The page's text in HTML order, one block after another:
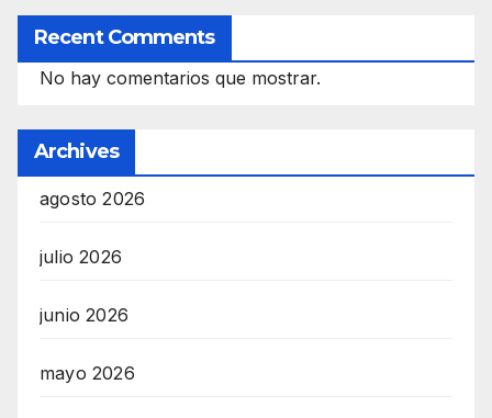
Recent Comments
No hay comentarios que mostrar.
Archives
agosto 2026
julio 2026
junio 2026
mayo 2026